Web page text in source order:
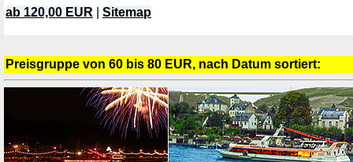
ab 120,00 EUR Sitemap
Preisgruppe von 60 bis 80 EUR, nach Datum sortiert: